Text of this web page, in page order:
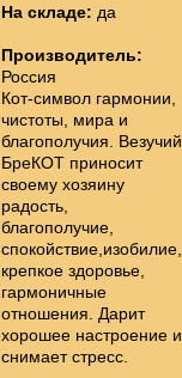
На складе: да
Производитель:
Россия
Кот-символ гармонии,
чистоты, мира и
благополучия. Везучий
БреКОТ приносит
своему хозяину
радость,
благополучие,
спокойствие,изобилие,
крепкое здоровье,
гармоничные
отношения. Дарит
хорошее настроение и
снимает стресс.